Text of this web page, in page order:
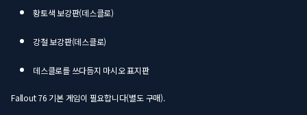
황토색 보강판(데스클로)
강철 보강판(데스클로)
데스클로를 쓰다듬지 마시오 표지판
Fallout 76 기본 게임이 필요합니다(별도 구매).